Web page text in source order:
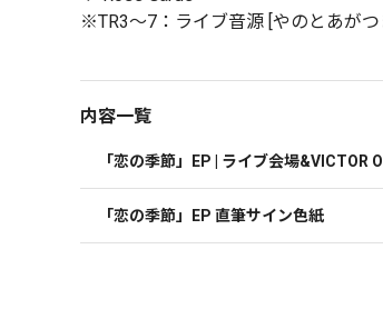
※TR3～7：ライブ音源 [やのとあが
内容一覧
「恋の季節」EP | ライブ会場&VICTOR
「恋の季節」EP 直筆サイン色紙